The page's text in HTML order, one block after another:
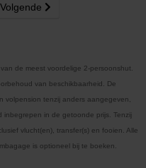
Volgende
de meest voordelige 2-persoonshut.
van beschikbaarheid. De
volpension tenzij anders aangegeven,
in de getoonde prijs. Tenzij
vlucht(en), transfer(s) en fooien. Alle
is optioneel bij te boeken.